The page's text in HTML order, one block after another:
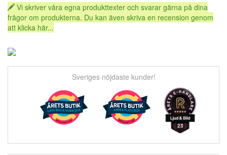
Vi skriver våra egna produkttexter och svarar gärna på dina
frågor om produkterna. Du kan även skriva en recension genom
att klicka här...
Sveriges nöjdaste kunder!